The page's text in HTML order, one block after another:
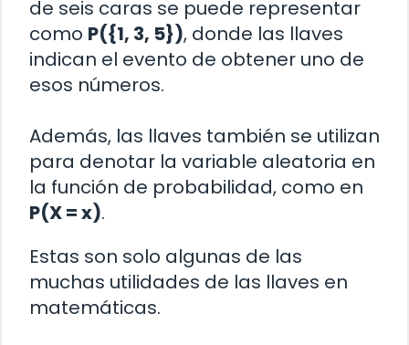
de seis caras se puede representar
como P({1, 3, 5}), donde las llaves
indican el evento de obtener uno de
esos números.
Además, las llaves también se utilizan
para denotar la variable aleatoria en
la función de probabilidad, como en
P(X = x).
Estas son solo algunas de las
muchas utilidades de las llaves en
matemáticas.